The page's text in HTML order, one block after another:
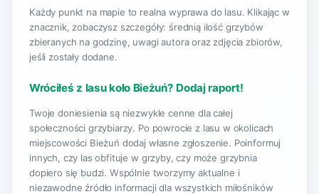
Każdy punkt na mapie to realna wyprawa do lasu. Klikając w
znacznik, zobaczysz szczegóły: średnią ilość grzybów
zbieranych na godzinę, uwagi autora oraz zdjęcia zbiorów,
jeśli zostały dodane.
Wróciłeś z lasu koło Bieżuń? Dodaj raport!
Twoje doniesienia są niezwykle cenne dla całej
społeczności grzybiarzy. Po powrocie z lasu w okolicach
miejscowości Bieżuń dodaj własne zgłoszenie. Poinformuj
innych, czy las obfituje w grzyby, czy może grzybnia
dopiero się budzi. Wspólnie tworzymy aktualne i
niezawodne źródło informacji dla wszystkich miłośników